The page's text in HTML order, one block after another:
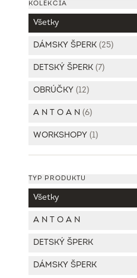
KOLEKCIA
Všetky
DÁMSKY ŠPERK (25)
DETSKÝ ŠPERK (7)
OBRÚČKY (12)
A N T O A N (6)
WORKSHOPY (1)
TYP PRODUKTU
Všetky
A N T O A N
DETSKÝ ŠPERK
DÁMSKY ŠPERK